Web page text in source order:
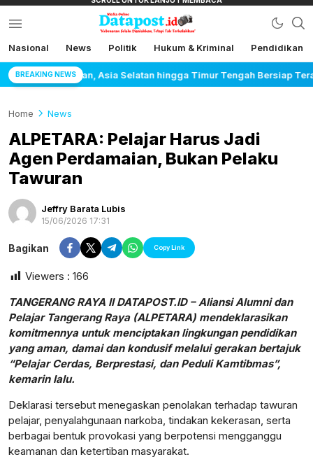
lensamata.id
Datapost.id
Kebenaran Selalu Disalahkan, Tetapi Tak
Terkalahkan
Nasional News Politik Hukum & Kriminal Pendidikan
BREAKING NEWS
Timur Tengah Bersiap Terapkan Solusi Terlengkap dari
Home News
ALPETARA: Pelajar Harus Jadi
Agen Perdamaian, Bukan Pelaku
Tawuran
Jeffry Barata Lubis
15/06/2026 17:31
Bagikan Copy Link
Viewers : 166
TANGERANG RAYA II DATAPOST.ID – Aliansi Alumni dan
Pelajar Tangerang Raya (ALPETARA) mendeklarasikan
komitmennya untuk menciptakan lingkungan pendidikan
yang aman, damai dan kondusif melalui gerakan bertajuk
“Pelajar Cerdas, Berprestasi, dan Peduli Kamtibmas”,
kemarin lalu.
Deklarasi tersebut menegaskan penolakan terhadap tawuran
pelajar, penyalahgunaan narkoba, tindakan kekerasan, serta
berbagai bentuk provokasi yang berpotensi mengganggu
keamanan dan ketertiban masyarakat.